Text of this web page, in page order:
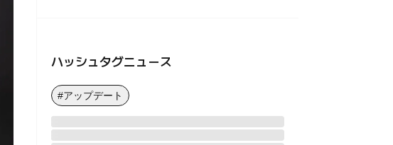
ハッシュタグニュース
#アップデート